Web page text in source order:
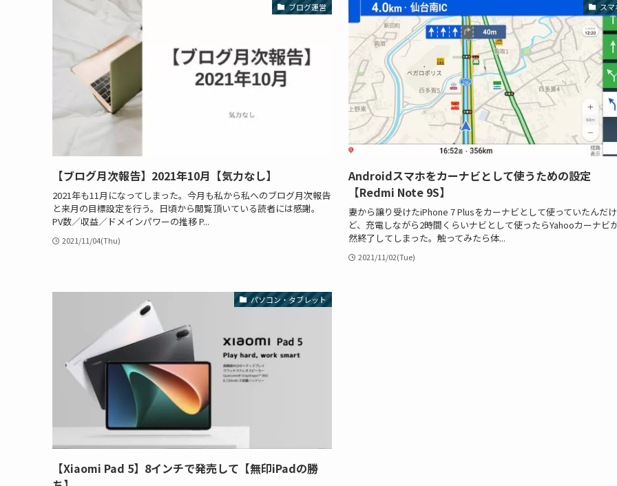
ブログ運営
【ブログ月次報告】2021年10月【気力なし】
2021年も11月になってしまった。今月も私から私へのブログ月次報告
と来月の目標設定を行う。日頃から閲覧頂いている読者には感謝。
PV数／収益／ドメインパワーの推移 P...
2021/11/04(Thu)
スマ
Androidスマホをカーナビとして使うための設定
【Redmi Note 9S】
妻から譲り受けたiPhone 7 Plusをカーナビとして使っていたんだけ
ど、充電しながら2時間くらいナビとして使ったらYahooカーナビ
然終了してしまった。触ってみたら体...
2021/11/02(Tue)
パソコン・タブレット
【Xiaomi Pad 5】8インチで発売して【無印iPadの勝